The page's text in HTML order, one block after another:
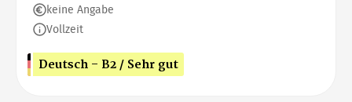
keine Angabe
Vollzeit
Deutsch - B2 / Sehr gut